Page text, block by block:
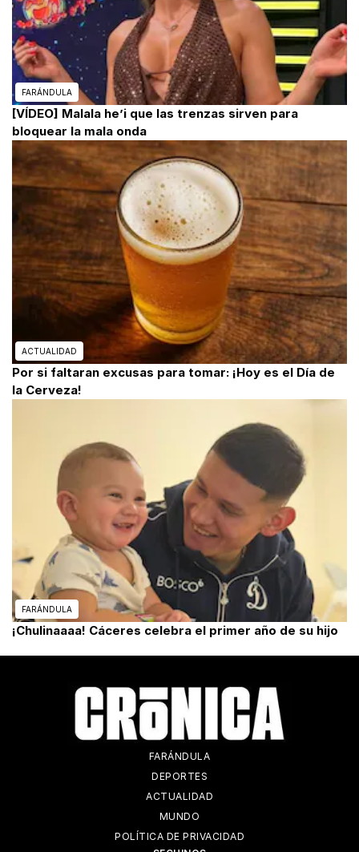
FARÁNDULA
[VÍDEO] Malala he’i que las trenzas sirven para
bloquear la mala onda
ACTUALIDAD
Por si faltaran excusas para tomar: ¡Hoy es el Día de
la Cerveza!
FARÁNDULA
¡Chulinaaaa! Cáceres celebra el primer año de su hijo
FARÁNDULA
DEPORTES
ACTUALIDAD
MUNDO
POLÍTICA DE PRIVACIDAD